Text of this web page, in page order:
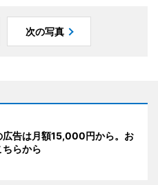
次の写真
広告は月額15,000円から。お
らから